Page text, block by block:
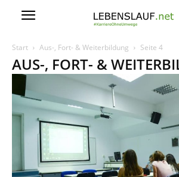
Start Aus-, Fort- & Weiterbildung Seite 4
AUS-, FORT- &